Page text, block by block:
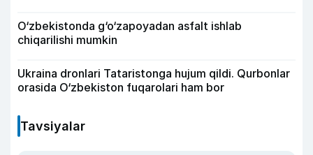
O‘zbekistonda g‘o‘zapoyadan asfalt ishlab
chiqarilishi mumkin
Ukraina dronlari Tataristonga hujum qildi. Qurbonlar
orasida O‘zbekiston fuqarolari ham bor
Tavsiyalar